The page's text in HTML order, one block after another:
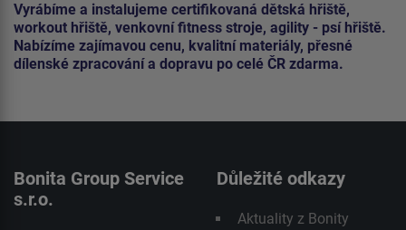
Vyrábíme a instalujeme certifikovaná dětská hřiště,
workout hřiště, venkovní fitness stroje, agility - psí hřiště.
Nabízíme zajímavou cenu, kvalitní materiály, přesné
dílenské zpracování a dopravu po celé ČR zdarma.
Bonita Group Service
s.r.o.
Důležité odkazy
Aktuality z Bonity